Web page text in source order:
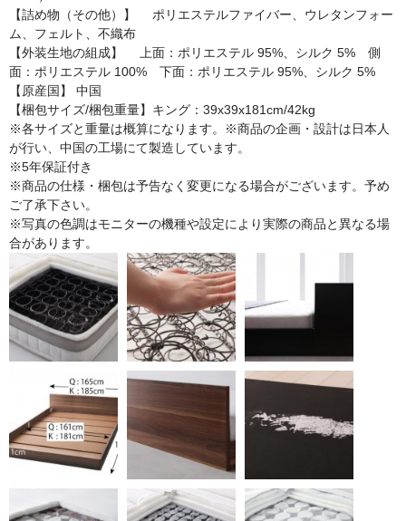
【詰め物（その他）】 ポリエステルファイバー、ウレタンフォー
ム、フェルト、不織布
【外装生地の組成】 上面：ポリエステル 95%、シルク 5% 側
面：ポリエステル 100% 下面：ポリエステル 95%、シルク 5%
【原産国】 中国
【梱包サイズ/梱包重量】キング：39x39x181cm/42kg
※各サイズと重量は概算になります。※商品の企画・設計は日本人
が行い、中国の工場にて製造しています。
※5年保証付き
※商品の仕様・梱包は予告なく変更になる場合がございます。予め
ご了承下さい。
※写真の色調はモニターの機種や設定により実際の商品と異なる場
合があります。